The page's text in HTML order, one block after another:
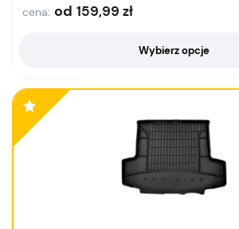
cena: od 159,99 zł
Wybierz opcje